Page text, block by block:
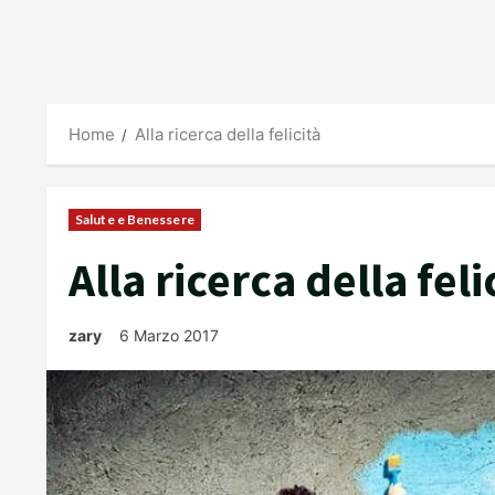
Home Alla ricerca della felicità
Salute e Benessere
Alla ricerca della
zary 6 Marzo 2017